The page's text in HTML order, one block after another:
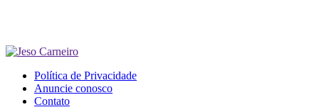
Política de Privacidade
Anuncie conosco
Contato